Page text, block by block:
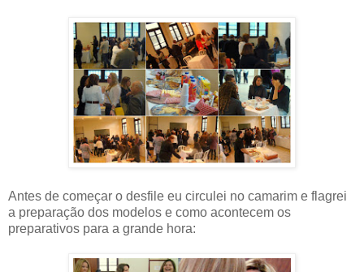
Antes de começar o desfile eu circulei no camarim e flagrei
a preparação dos modelos e como acontecem os
preparativos para a grande hora: